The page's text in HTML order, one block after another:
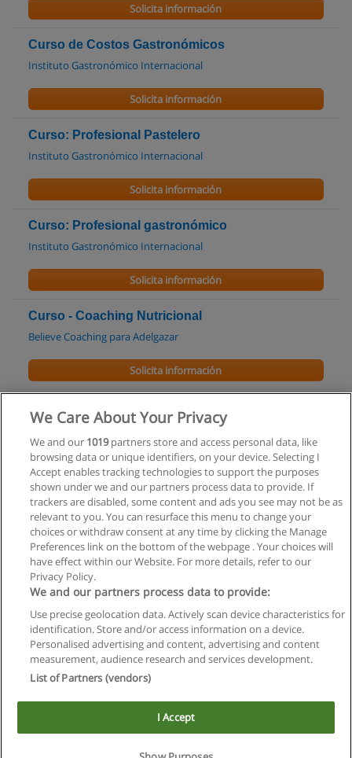
Solicita información
Curso de Costos Gastronómicos
Instituto Gastronómico Internacional
Solicita información
Curso: Profesional Pastelero
Instituto Gastronómico Internacional
Solicita información
Curso: Profesional gastronómico
Instituto Gastronómico Internacional
Solicita información
Curso - Coaching Nutricional
Believe Coaching para Adelgazar
Solicita información
Basada en Plantas como Respuesta a la
Terapéutica Nutricional
Asociación Civil U.N.A
Solicita información
Privacidad de datos
Contactar con Educaedu
Copyright © Educaedu Business S.L. - CIF : B-95610580: -
We Care About Your Privacy
We and our 1019partners store and access personal data, like
browsing data or unique identifiers, on your device. Selecting I
Accept enables tracking technologies to support the purposes
shown under we and our partners process data to provide. If
trackers are disabled, some content and ads you see may not be as
relevant to you. You can resurface this menu to change your
choices or withdraw consent at any time by clicking the Manage
Preferences link on the bottom of the webpage . Your choices will
have effect within our Website. For more details, refer to our
Privacy Policy.
We and our partners process data to provide:
Use precise geolocation data. Actively scan device characteristics for
identification. Store and/or access information on a device.
Personalised advertising and content, advertising and content
measurement, audience research and services development.
List of Partners (vendors)
I Accept